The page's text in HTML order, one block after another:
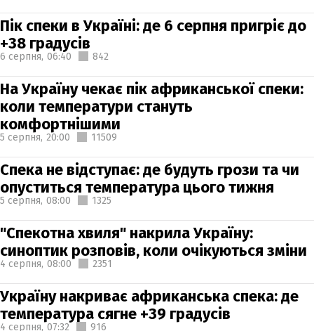
Пік спеки в Україні: де 6 серпня пригріє до
+38 градусів
6 серпня, 06:40 842
На Україну чекає пік африканської спеки:
коли температури стануть
комфортнішими
5 серпня, 20:00 11509
Спека не відступає: де будуть грози та чи
опуститься температура цього тижня
5 серпня, 08:00 1325
"Спекотна хвиля" накрила Україну:
синоптик розповів, коли очікуються зміни
4 серпня, 08:00 2351
Україну накриває африканська спека: де
температура сягне +39 градусів
4 серпня, 07:32 916